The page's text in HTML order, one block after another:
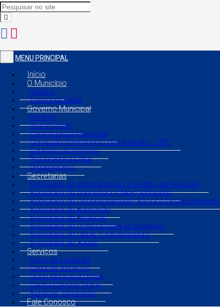
MENU PRINCIPAL
Início
O Município
História
Telefones Úteis
Governo Municipal
Prefeito
Vice Prefeito
Controladoria Municipal
Comissão Permanente de Licitação – CPL
Gabinete do Prefeito
Procuradoria Geral
Organograma
Secretarias
Secretaria de Administração e Gestão de Pessoas
Secretaria de Agricultura e Meio Ambiente
Secretaria de Desenvolvimento Social e Direitos
Secretaria de Educação
Secretaria de Finanças
Secretaria de Políticas para as Mulheres
Secretaria de Obras e Infraestrutura
Secretaria de Saúde
Serviços
Aviso de Licitação
Carta de Serviços
Diário Municipal Oficial
Contra Cheque Online
Serviços Tributários
Fale Conosco